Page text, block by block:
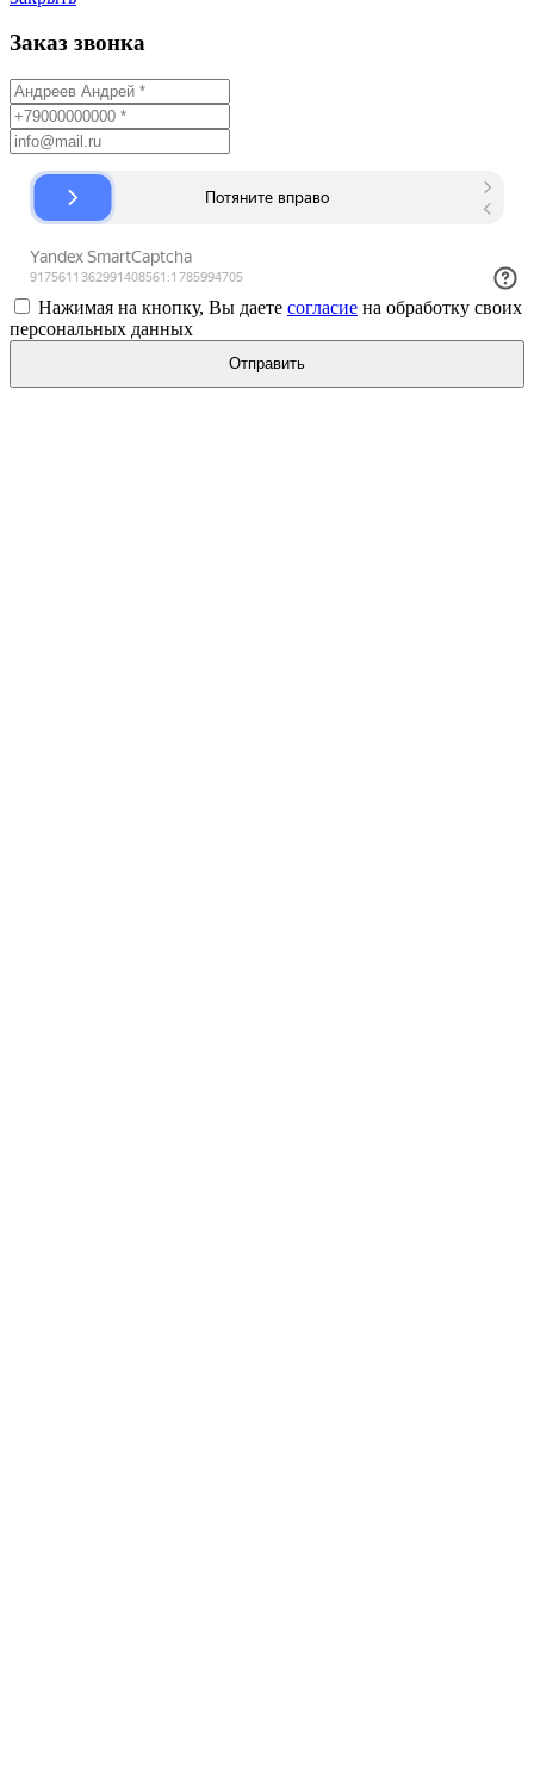
Заказ звонка
Нажимая на кнопку, Вы даете согласие на обработку своих
персональных данных
Отправить